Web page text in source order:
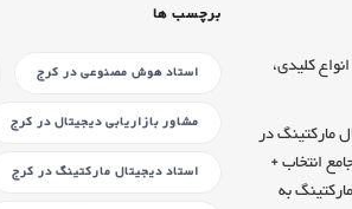
کلیدی،
مارکتینگ در
انتخاب +
به
برچسب ها
استاد هوش مصنوعیدر کرج
مشاور بازاریابی دیجیتالدر کرج
استاد دیجیتال مارکتینگدر کرج